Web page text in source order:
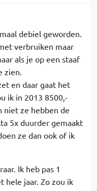
debiel geworden.
verbruiken maar
als je op een staaf
zien.
en daar gaat het
ik in 2013 8500,-
niet ze hebben de
5x duurder gemaakt
ze dan ook of ik
Ik heb pas 1
hele jaar. Zo zou ik